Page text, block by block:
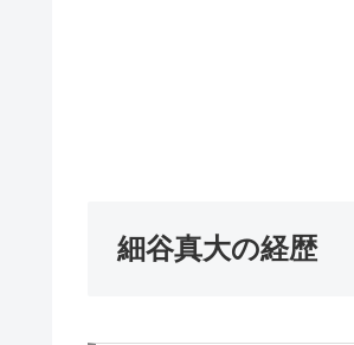
細谷真大の経歴